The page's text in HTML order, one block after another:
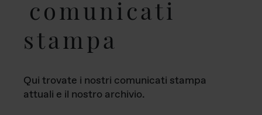
comunicati
stampa
Qui trovate i nostri comunicati stampa
attuali e il nostro archivio.